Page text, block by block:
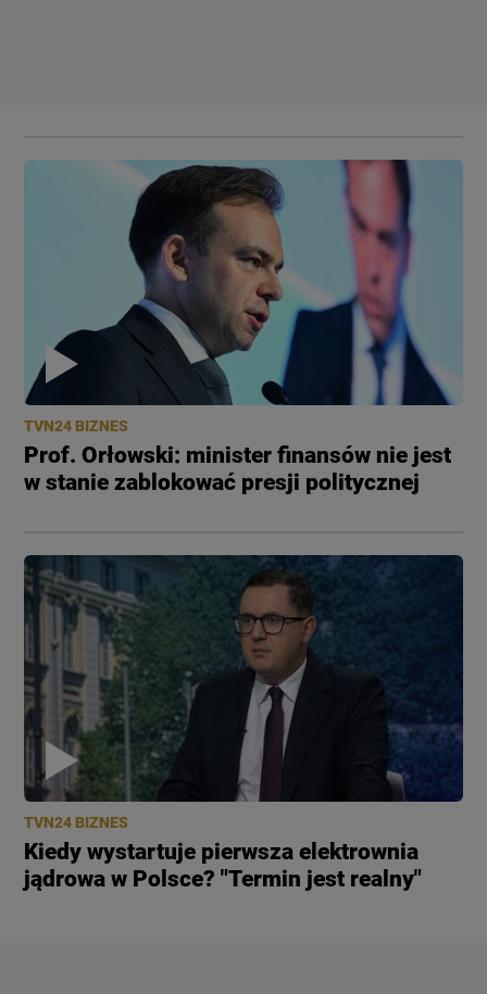
TVN24 BIZNES
Prof. Orłowski: minister finansów nie jest
w stanie zablokować presji politycznej
TVN24 BIZNES
Kiedy wystartuje pierwsza elektrownia
jądrowa w Polsce? "Termin jest realny"